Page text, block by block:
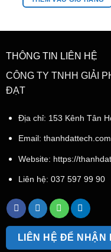
THÔNG TIN LIÊN HỆ
CÔNG TY TNHH GIẢI
ĐẠT
Địa chỉ: 153 Kênh Tân
Email:
Website: https://
Liên hệ: 037 597 99 90
LIÊN HỆ ĐỂ NHẬN